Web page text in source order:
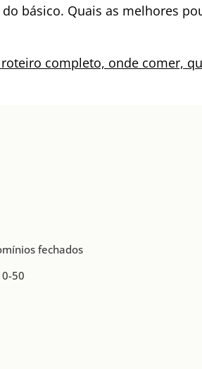
básico. Quais as melhores
completo, onde comer,
fechados
50